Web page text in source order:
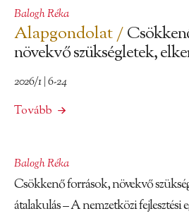
Balogh Réka
Alapgondolat /
növekvő szükségletek,
2026/1 | 6-24
Tovább
Balogh Réka
Csökkenő források, növekvő
átalakulás – A nemzetközi fejlesztési